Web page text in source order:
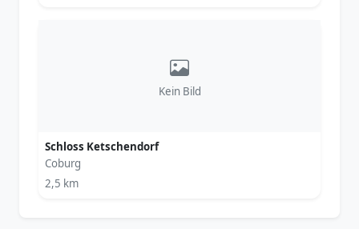
Kein Bild
Schloss Ketschendorf
Coburg
2,5 km